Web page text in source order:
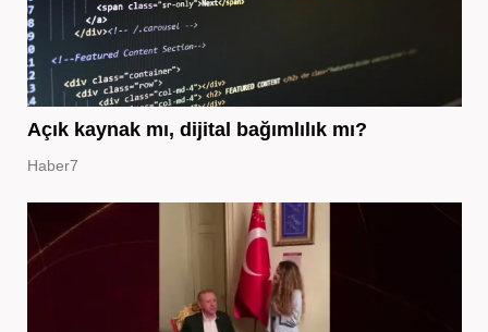
Açık kaynak mı, dijital bağımlılık mı?
Haber7